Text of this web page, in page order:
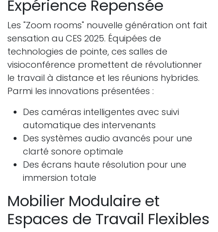
Expérience Repensée
Les "Zoom rooms" nouvelle génération ont fait
sensation au CES 2025. Équipées de
technologies de pointe, ces salles de
visioconférence promettent de révolutionner
le travail à distance et les réunions hybrides.
Parmi les innovations présentées :
Des caméras intelligentes avec suivi
automatique des intervenants
Des systèmes audio avancés pour une
clarté sonore optimale
Des écrans haute résolution pour une
immersion totale
Mobilier Modulaire et
Espaces de Travail Flexibles